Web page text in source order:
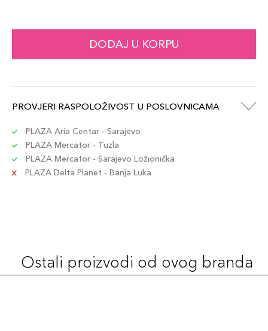
DODAJ U KORPU
PROVJERI RASPOLOŽIVOST U POSLOVNICAMA
PLAZA Aria Centar - Sarajevo
PLAZA Mercator - Tuzla
PLAZA Mercator - Sarajevo Ložionička
PLAZA Delta Planet - Banja Luka
Ostali proizvodi od ovog branda